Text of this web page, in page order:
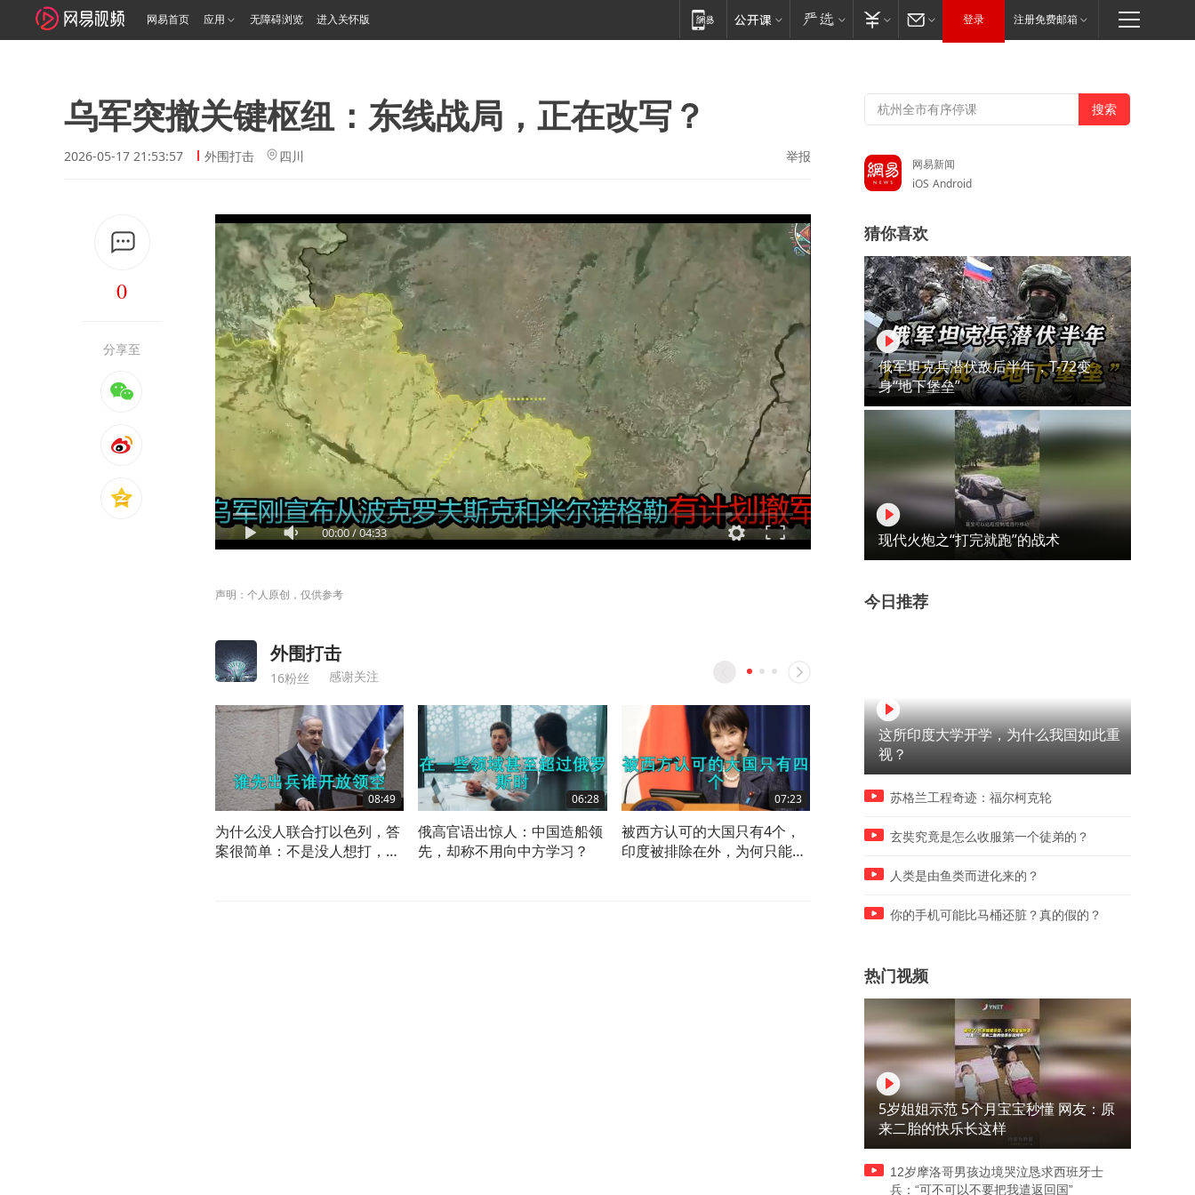
网易首页 应用 无障碍浏览 进入关怀版 登录 注册免费邮箱
乌军突撤关键枢纽：东线战局，正在改写？
2026-05-17 21:53:57 外围打击 四川 举报
0
分享至
00:00/04:33
声明：个人原创，仅供参考
外围打击
16粉丝 感谢关注
08:49
为什么没人联合打以色列，答
案很简单：不是没人想打，是
06:28
俄高官语出惊人：中国造船领
先，却称不用向中方学习？
07:23
被西方认可的大国只有4个，
印度被排除在外，为何只能算
09:08
印媒臆想：有人出千万美元引
万万没想到，大骂了中国两
访华了
网易新闻
iOS Android
猜你喜欢
俄军坦克兵潜伏敌后半年，T-72变
身“地下堡垒”
现代火炮之“打完就跑”的战术
今日推荐
这所印度大学开学，为什么我国如此重
视？
苏格兰工程奇迹：福尔柯克轮
玄奘究竟是怎么收服第一个徒弟的？
人类是由鱼类而进化来的？
你的手机可能比马桶还脏？真的假的？
热门视频
5岁姐姐示范 5个月宝宝秒懂 网友：原
来二胎的快乐长这样
12岁摩洛哥男孩边境哭泣恳求西班牙士
兵：“可不可以不要把我遣返回国”